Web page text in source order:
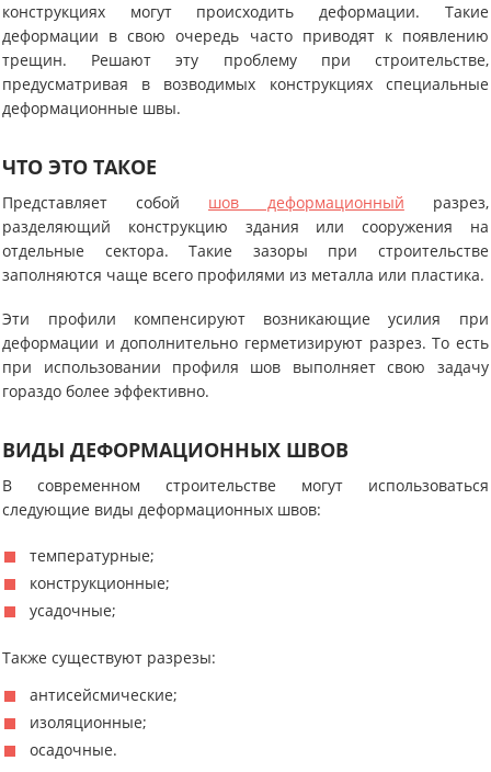
конструкциях могут происходить деформации. Такие
деформации в свою очередь часто приводят к появлению
трещин. Решают эту проблему при строительстве,
предусматривая в возводимых конструкциях специальные
деформационные швы.
ЧТО ЭТО ТАКОЕ
Представляет собой шов деформационный разрез,
разделяющий конструкцию здания или сооружения на
отдельные сектора. Такие зазоры при строительстве
заполняются чаще всего профилями из металла или пластика.
Эти профили компенсируют возникающие усилия при
деформации и дополнительно герметизируют разрез. То есть
при использовании профиля шов выполняет свою задачу
гораздо более эффективно.
ВИДЫ ДЕФОРМАЦИОННЫХ ШВОВ
В современном строительстве могут использоваться
следующие виды деформационных швов:
температурные;
конструкционные;
усадочные;
Также существуют разрезы:
антисейсмические;
изоляционные;
осадочные.